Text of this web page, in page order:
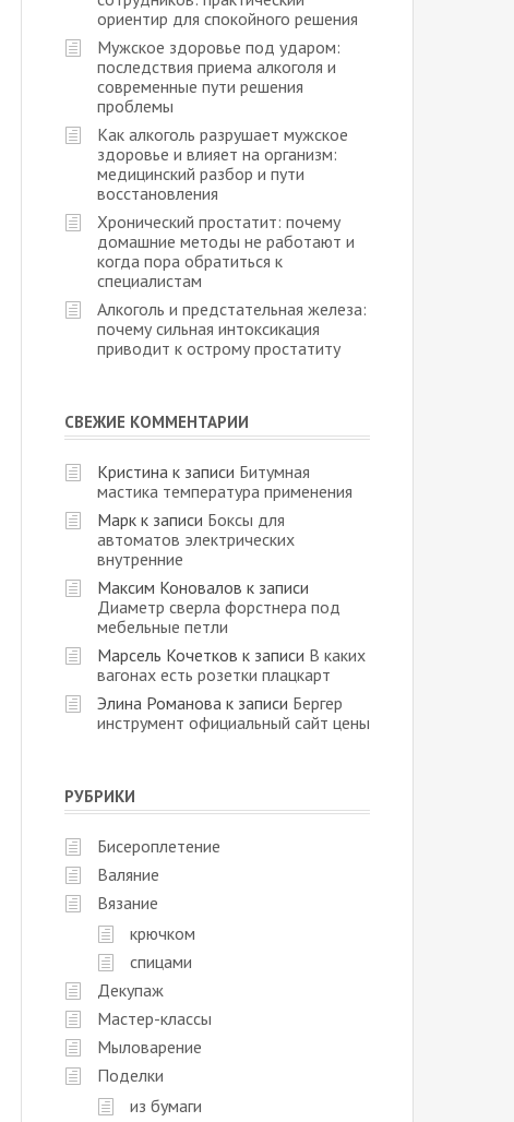
ориентир для спокойного решения
Мужское здоровье под ударом:
последствия приема алкоголя и
современные пути решения
проблемы
Как алкоголь разрушает мужское
здоровье и влияет на организм:
медицинский разбор и пути
восстановления
Хронический простатит: почему
домашние методы не работают и
когда пора обратиться к
специалистам
Алкоголь и предстательная железа:
почему сильная интоксикация
приводит к острому простатиту
СВЕЖИЕ КОММЕНТАРИИ
Кристина к записи Битумная
мастика температура применения
Марк к записи Боксы для
автоматов электрических
внутренние
Максим Коновалов к записи
Диаметр сверла форстнера под
мебельные петли
Марсель Кочетков к записи В каких
вагонах есть розетки плацкарт
Элина Романова к записи Бергер
инструмент официальный сайт цены
РУБРИКИ
Бисероплетение
Валяние
Вязание
крючком
спицами
Декупаж
Мастер-классы
Мыловарение
Поделки
из бумаги